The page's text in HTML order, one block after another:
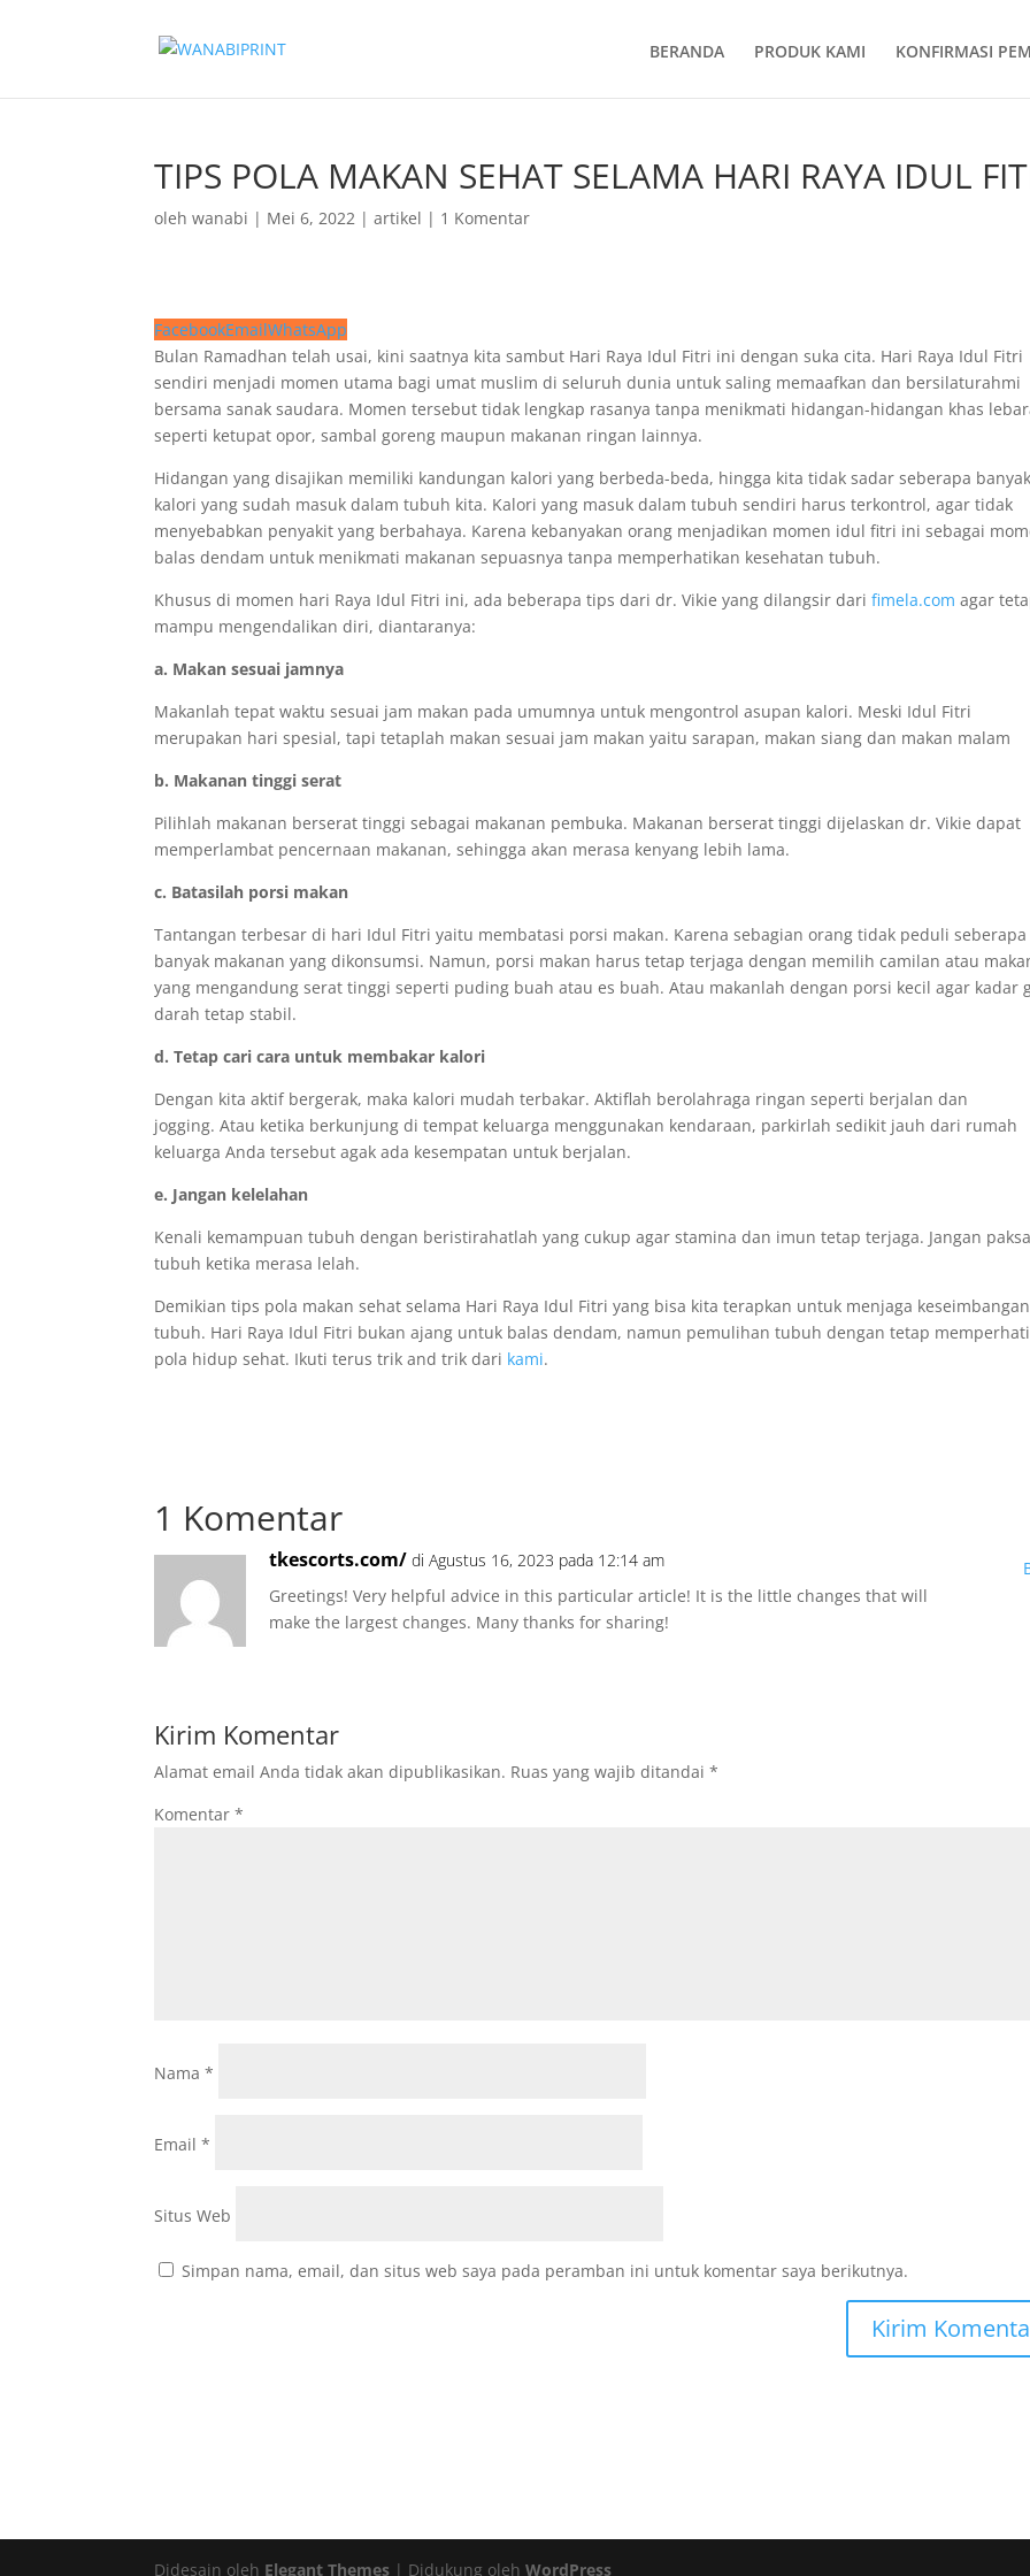
BERANDA PRODUK KAMI KONFIRMASI
TIPS POLA MAKAN SEHAT SELAMA HARI RAYA IDUL
olehwanabi | Mei 6, 2022 |artikel | 1 Komentar
FacebookEmailWhatsApp
Bulan Ramadhan telah usai, kini saatnya kita sambut Hari Raya Idul Fitri ini dengan suka cita. Hari Raya Idul Fitri
sendiri menjadi momen utama bagi umat muslim di seluruh dunia untuk saling memaafkan dan bersilaturahmi
bersama sanak saudara. Momen tersebut tidak lengkap rasanya tanpa menikmati hidangan-hidangan khas
seperti ketupat opor, sambal goreng maupun makanan ringan lainnya.
Hidangan yang disajikan memiliki kandungan kalori yang berbeda-beda, hingga kita tidak sadar seberapa banyak
kalori yang sudah masuk dalam tubuh kita. Kalori yang masuk dalam tubuh sendiri harus terkontrol, agar tidak
menyebabkan penyakit yang berbahaya. Karena kebanyakan orang menjadikan momen idul fitri ini sebagai
balas dendam untuk menikmati makanan sepuasnya tanpa memperhatikan kesehatan tubuh.
Khusus di momen hari Raya Idul Fitri ini, ada beberapa tips dari dr. Vikie yang dilangsir darifimela.com agar
mampu mengendalikan diri, diantaranya:
a. Makan sesuai jamnya
Makanlah tepat waktu sesuai jam makan pada umumnya untuk mengontrol asupan kalori. Meski Idul Fitri
merupakan hari spesial, tapi tetaplah makan sesuai jam makan yaitu sarapan, makan siang dan makan malam
b. Makanan tinggi serat
Pilihlah makanan berserat tinggi sebagai makanan pembuka. Makanan berserat tinggi dijelaskan dr. Vikie dapat
memperlambat pencernaan makanan, sehingga akan merasa kenyang lebih lama.
c. Batasilah porsi makan
Tantangan terbesar di hari Idul Fitri yaitu membatasi porsi makan. Karena sebagian orang tidak peduli seberapa
banyak makanan yang dikonsumsi. Namun, porsi makan harus tetap terjaga dengan memilih camilan atau
yang mengandung serat tinggi seperti puding buah atau es buah. Atau makanlah dengan porsi kecil agar kadar
darah tetap stabil.
d. Tetap cari cara untuk membakar kalori
Dengan kita aktif bergerak, maka kalori mudah terbakar. Aktiflah berolahraga ringan seperti berjalan dan
jogging.Atau ketika berkunjung di tempat keluarga menggunakan kendaraan, parkirlah sedikit jauh dari rumah
keluarga Anda tersebut agak ada kesempatan untuk berjalan.
e. Jangan kelelahan
Kenali kemampuan tubuh dengan beristirahatlah yang cukup agar stamina dan imun tetap terjaga. Jangan
tubuh ketika merasa lelah.
Demikian tips pola makan sehat selama Hari Raya Idul Fitri yang bisa kita terapkan untuk menjaga keseimbangan
tubuh. Hari Raya Idul Fitri bukan ajang untuk balas dendam, namun pemulihan tubuh dengan tetap
pola hidup sehat. Ikuti terus trik and trik dari kami.
1 Komentar
tkescorts.com/ di Agustus 16, 2023 pada 12:14 am
Greetings! Very helpful advice in this particular article! It is the little changes that will
make the largest changes. Many thanks for sharing!
Kirim Komentar
Alamat email Anda tidak akan dipublikasikan. Ruas yang wajib ditandai*
Komentar*
Nama*
Email*
Situs Web
Simpan nama, email, dan situs web saya pada peramban ini untuk komentar saya berikutnya.
Didesain oleh Elegant Themes | Didukung olehWordPress